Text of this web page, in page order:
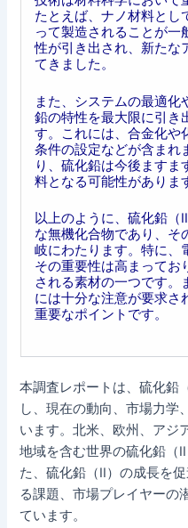
たとえば、ナノ材料とし
って製造されることが一
性が引き出され、新たな
てきました。
また、システムの最適
鉛の特性を最大限に引き
す。これには、合金化や
条件の設定などが含まれ
り、硫化鉛は今後ます
料となる可能性がありま
以上のように、硫化鉛（
な無機化合物であり、そ
岐にわたります。特に、
その重要性は高まってお
される素材の一つです。
には十分な注意が要求さ
重要なポイントです。
本調査レポートは、硫化鉛
し、現在の動向、市場力学
います。北米、欧州、アジ
地域を含む世界の硫化鉛（
た、硫化鉛（II）の成長を
る課題、市場プレイヤーの
ています。